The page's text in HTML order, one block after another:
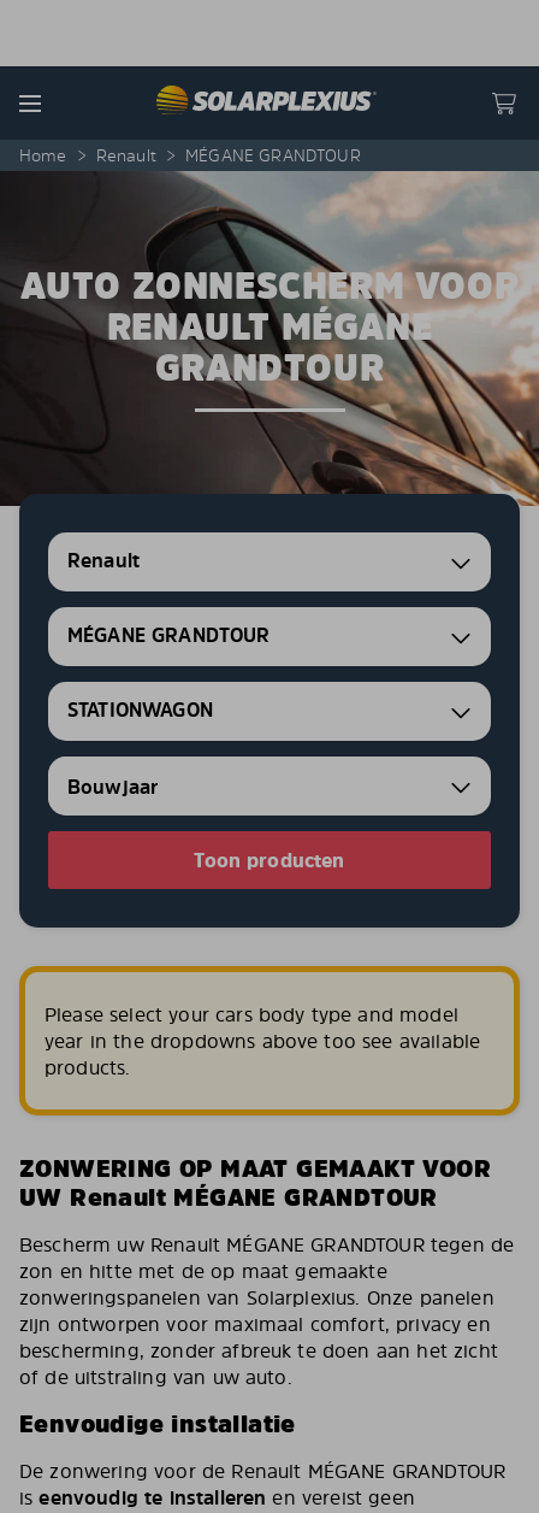
Menu
Home > Renault > MÉGANE GRANDTOUR
AUTO ZONNESCHERM VOOR
RENAULT MÉGANE
GRANDTOUR
Renault
MÉGANE GRANDTOUR
STATIONWAGON
Toon producten
Please select your cars body type and model
year in the dropdowns above too see available
products.
ZONWERING OP MAAT GEMAAKT VOOR
UW Renault MÉGANE GRANDTOUR
Bescherm uw Renault MÉGANE GRANDTOUR tegen de
zon en hitte met de op maat gemaakte
zonweringspanelen van Solarplexius. Onze panelen
zijn ontworpen voor maximaal comfort, privacy en
bescherming, zonder afbreuk te doen aan het zicht
of de uitstraling van uw auto.
Eenvoudige installatie
De zonwering voor de Renault MÉGANE GRANDTOUR
iseenvoudig te installeren en vereist geen